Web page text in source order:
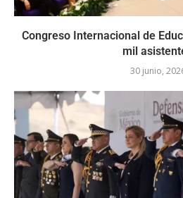
Congreso Internacional de
mil
30 junio,